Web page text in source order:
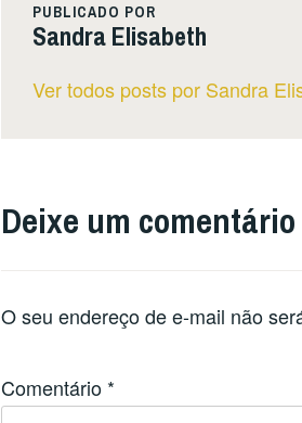
PUBLICADO POR
Sandra Elisabeth
Ver todos posts por Sandra
Deixe um comentário
O seu endereço de e-mail não
Comentário *